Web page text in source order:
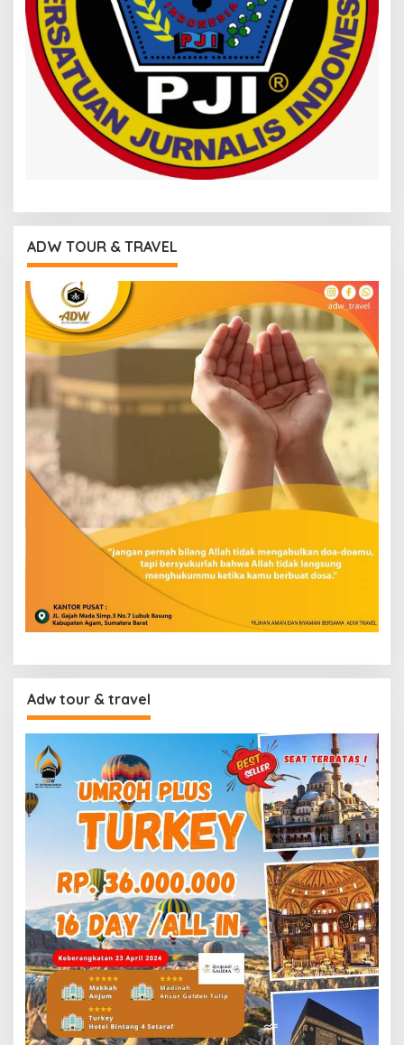
ADW TOUR & TRAVEL
Adw tour & travel